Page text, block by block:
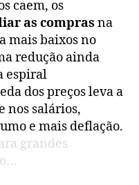
caem, os
as compras na
mais baixos no
redução ainda
espiral
dos preços leva a
nos salários,
e mais deflação.
grandes